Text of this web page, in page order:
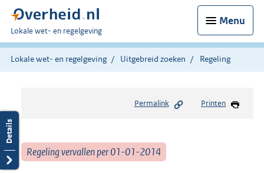
Menu
U
bent
hier:
Lokale wet- en regelgeving
Lokale wet- en regelgeving Uitgebreid zoeken Regeling
Permalink Printen
Regeling vervallen per 01-01-2014